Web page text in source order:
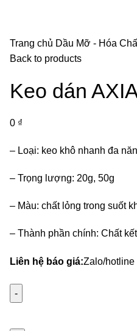
Trang chủ Dầu Mỡ - Hóa
Back to products
Keo dán
0 ₫
– Loại: keo khô nhanh đa
– Trọng lượng: 20g, 50g
– Màu: chất lỏng trong suốt
– Thành phần chính: Chất
Liên hệ báo giá:Zalo/hotline